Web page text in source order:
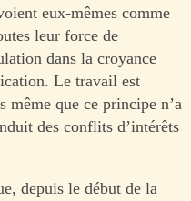
eux-mêmes comme
leur force de
dans la croyance
Le travail est
même que ce principe n’a
des conflits d’intérêts
depuis le début de la